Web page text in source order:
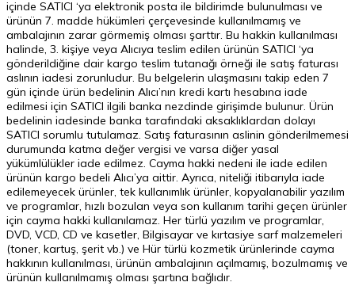
içinde SATICI ‘ya elektronik posta ile bildirimde bulunulması ve
ürünün 7. madde hükümleri çerçevesinde kullanılmamış ve
ambalajının zarar görmemiş olması şarttır. Bu hakkin kullanılması
halinde, 3. kişiye veya Alıcıya teslim edilen ürünün SATICI ‘ya
gönderildiğine dair kargo teslim tutanağı örneği ile satış faturası
aslının iadesi zorunludur. Bu belgelerin ulaşmasını takip eden 7
gün içinde ürün bedelinin Alıcı’nın kredi kartı hesabına iade
edilmesi için SATICI ilgili banka nezdinde girişimde bulunur. Ürün
bedelinin iadesinde banka tarafındaki aksaklıklardan dolayı
SATICI sorumlu tutulamaz. Satış faturasının aslinin gönderilmemesi
durumunda katma değer vergisi ve varsa diğer yasal
yükümlülükler iade edilmez. Cayma hakki nedeni ile iade edilen
ürünün kargo bedeli Alıcı’ya aittir. Ayrıca, niteliği itibarıyla iade
edilemeyecek ürünler, tek kullanımlık ürünler, kopyalanabilir yazılım
ve programlar, hızlı bozulan veya son kullanım tarihi geçen ürünler
için cayma hakki kullanılamaz. Her türlü yazılım ve programlar,
DVD, VCD, CD ve kasetler, Bilgisayar ve kırtasiye sarf malzemeleri
(toner, kartuş, şerit vb.) ve Hür türlü kozmetik ürünlerinde cayma
hakkının kullanılması, ürünün ambalajının açılmamış, bozulmamış ve
ürünün kullanılmamış olması şartına bağlıdır.